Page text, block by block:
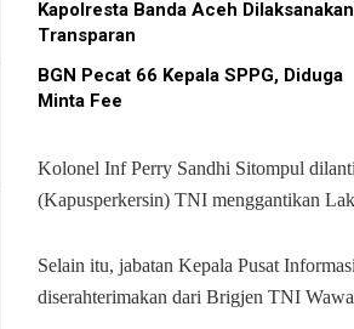
Kapolresta Banda Aceh Dilaksanakan
Transparan
BGN Pecat 66 Kepala SPPG, Diduga
Minta Fee
Kolonel Inf Perry Sandhi Sitompul
(Kapusperkersin) TNI menggantikan
Selain itu, jabatan Kepala Pusat
diserahterimakan dari Brigjen TNI